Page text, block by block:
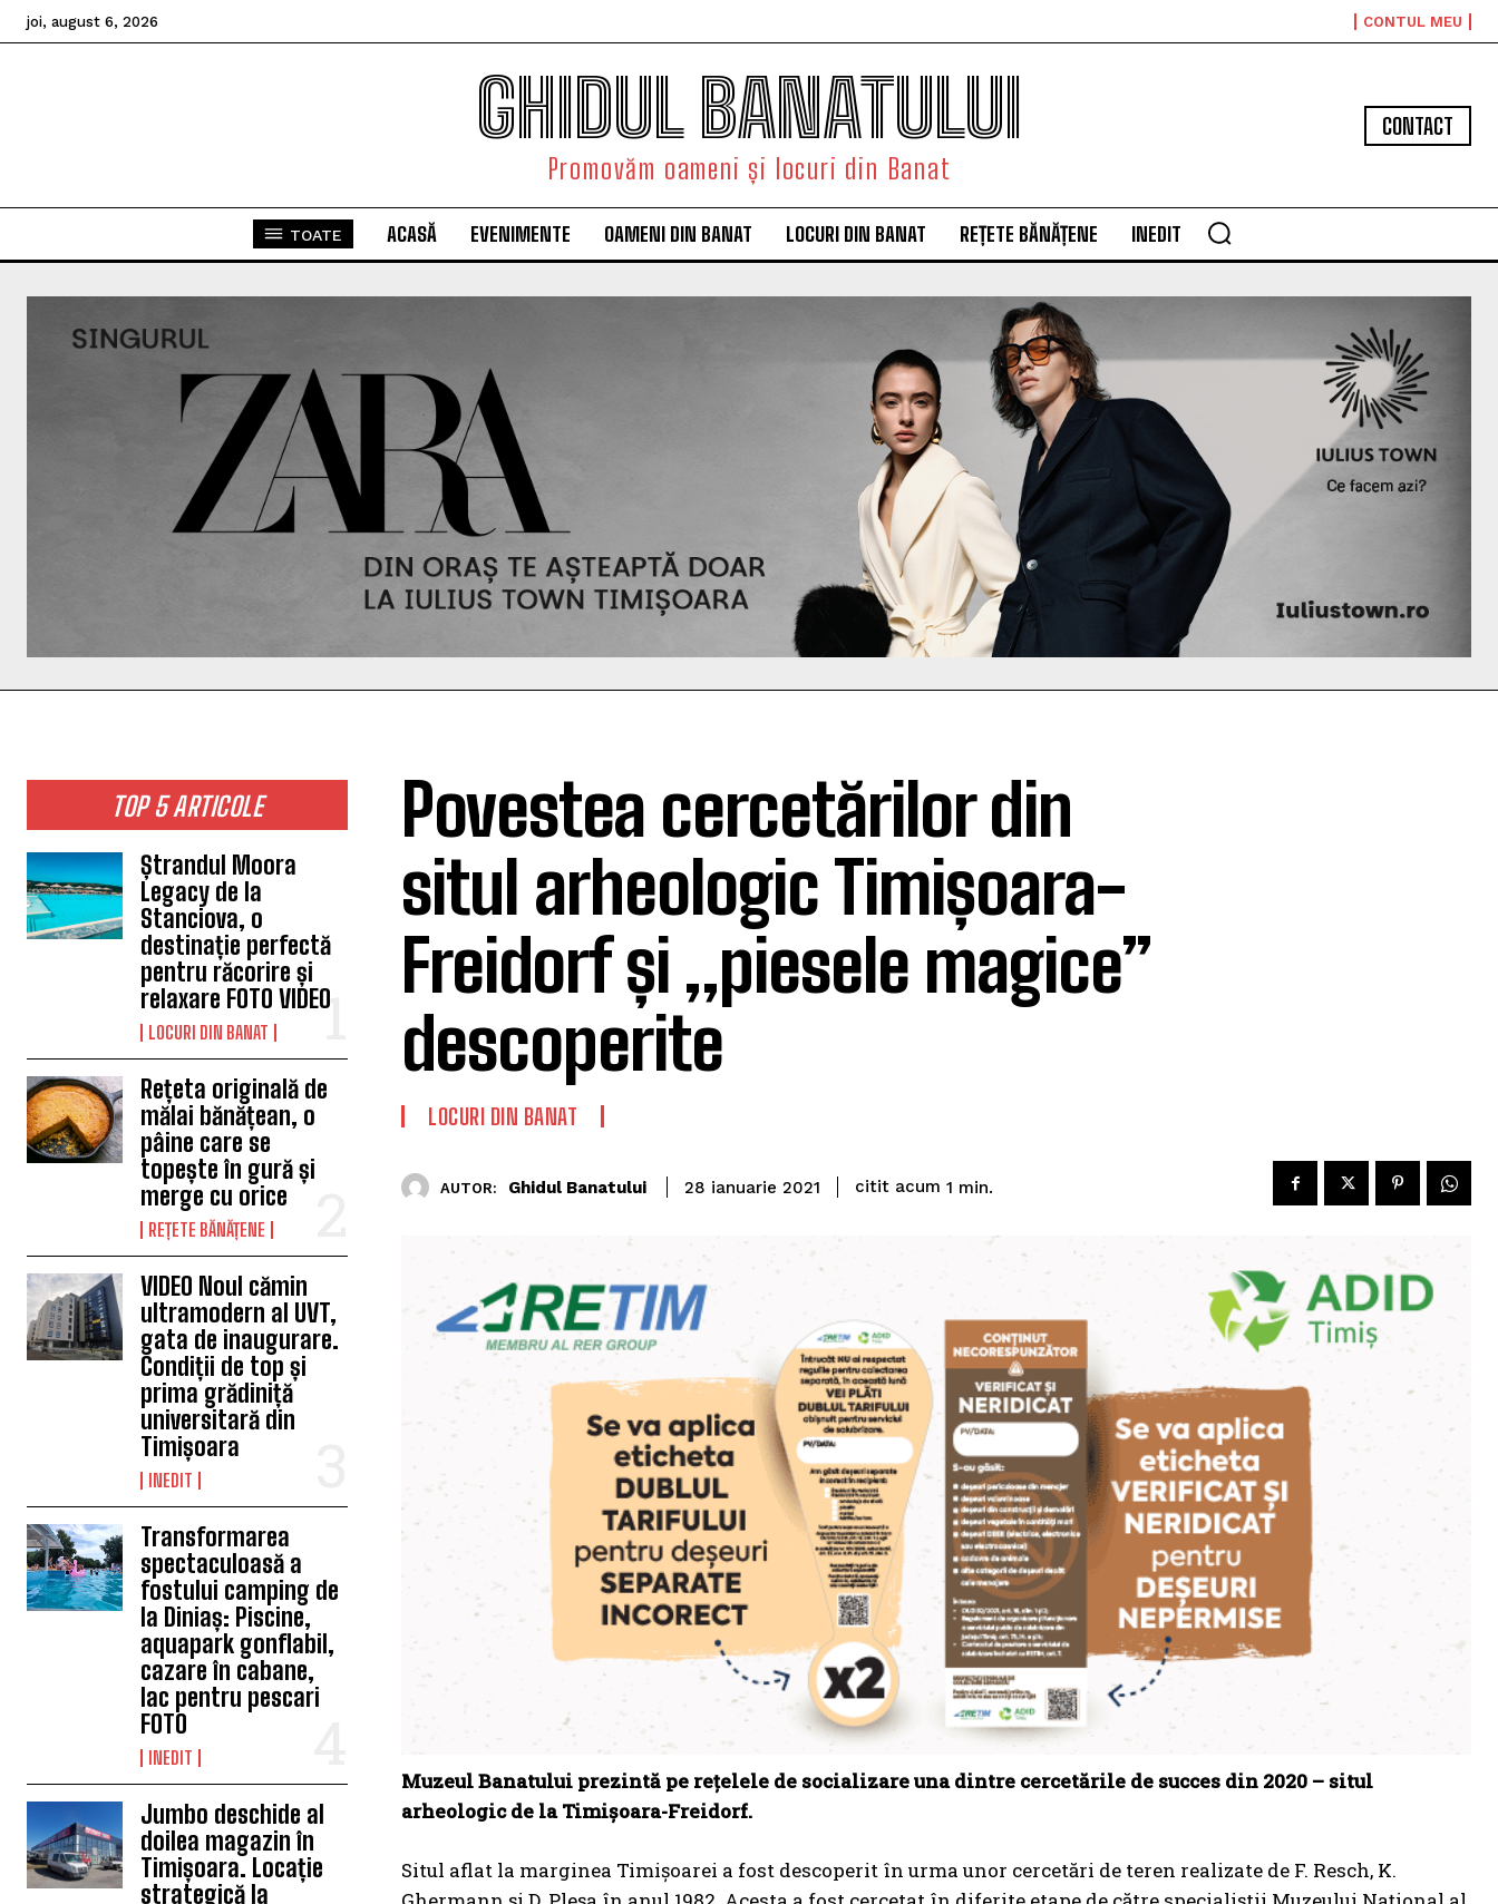
joi, august 6, 2026 CONTUL MEU
GHIDUL BANATULUI
Promovăm oameni și locuri din Banat
CONTACT
TOATE ACASĂ EVENIMENTE OAMENI DIN BANAT LOCURI DIN BANAT REȚETE BĂNĂȚENE INEDIT
TOP 5 ARTICOLE
Ștrandul Moora
Legacy de la
Stanciova, o
destinație perfectă
pentru răcorire și
relaxare FOTO VIDEO
LOCURI DIN BANAT
Rețeta originală de
mălai bănățean, o
pâine care se
topește în gură și
merge cu orice
REȚETE BĂNĂȚENE
VIDEO Noul cămin
ultramodern al UVT,
gata de inaugurare.
Condiții de top și
prima grădiniță
universitară din
Timișoara
INEDIT
Transformarea
spectaculoasă a
fostului camping de
la Diniaș: Piscine,
aquapark gonflabil,
cazare în cabane,
lac pentru pescari
FOTO
INEDIT
Jumbo deschide al
doilea magazin în
Timișoara. Locație
strategică la
Povestea cercetărilor din
situl arheologic Timișoara-
Freidorf și „piesele magice”
descoperite
LOCURI DIN BANAT
AUTOR: Ghidul Banatului 28 ianuarie 2021 citit acum 1 min.
Muzeul Banatului prezintă pe rețelele de socializare una dintre cercetările de succes din 2020 – situl
arheologic de la Timișoara-Freidorf.
Situl aflat la marginea Timișoarei a fost descoperit în urma unor cercetări de teren realizate de F. Resch, K.